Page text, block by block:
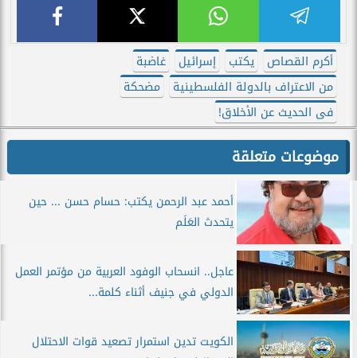
أكرم القصاص يكتب إسرائيل
غاضبة
من الاعتراف بالدولة الفلسطينية
مضحكة
فى الحديث عن الأخلاق!
موضوعات متعلقة
أحمد عبد الرحمن يكتب: حسام حسن ... حين
يتحدث العَلَم
عاجل.. انسحاب الوفود العربية من مؤتمر العمل
الدولي في جنيف أثناء كلمة...
الكويت تدين استمرار تصعيد قوات الاحتلال